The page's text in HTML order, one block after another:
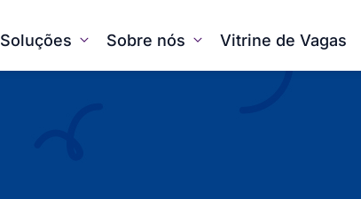
Soluções Sobre nós Vitrine de Vagas